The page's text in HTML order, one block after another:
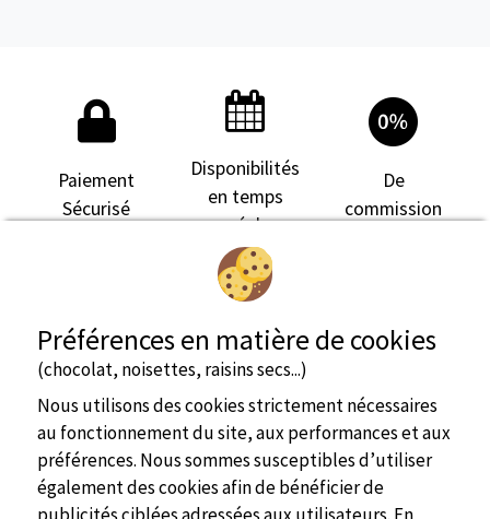
Paiement
Sécurisé
Disponibilités
en temps
réel
De
commission
Préférences en matière de cookies
(chocolat, noisettes, raisins secs...)
Nous utilisons des cookies strictement nécessaires
au fonctionnement du site, aux performances et aux
préférences. Nous sommes susceptibles d’utiliser
également des cookies afin de bénéficier de